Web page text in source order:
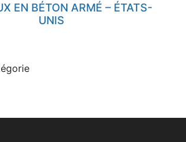
EN BÉTON ARMÉ – ÉTATS-
UNIS